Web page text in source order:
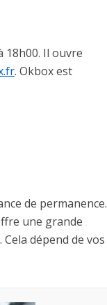
18h00. Il ouvre
. Okbox est
de permanence.
une grande
dépend de vos